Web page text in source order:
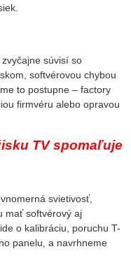
súvisí so
softvérovou chybou
to postupne – factory
firmvéru alebo opravou
TV spomaľuje
svietivosť,
mať softvérový aj
o kalibráciu, poruchu T-
panelu, a navrhneme